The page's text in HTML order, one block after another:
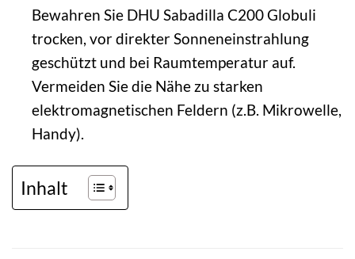
Bewahren Sie DHU Sabadilla C200 Globuli
trocken, vor direkter Sonneneinstrahlung
geschützt und bei Raumtemperatur auf.
Vermeiden Sie die Nähe zu starken
elektromagnetischen Feldern (z.B. Mikrowelle,
Handy).
Inhalt